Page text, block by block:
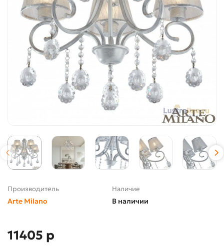
Производитель
Arte Milano
Наличие
В наличии
11405 р